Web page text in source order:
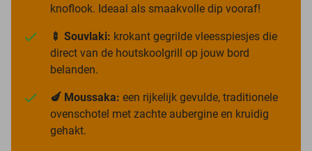
knoflook. Ideaal als smaakvolle dip vooraf!
🍢 Souvlaki: krokant gegrilde vleesspiesjes die
direct van de houtskoolgrill op jouw bord
belanden.
🍆 Moussaka: een rijkelijk gevulde, traditionele
ovenschotel met zachte aubergine en kruidig
gehakt.